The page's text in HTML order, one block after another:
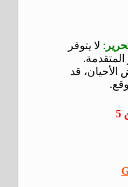
: لا يتوفر
المتقدمة.
قد